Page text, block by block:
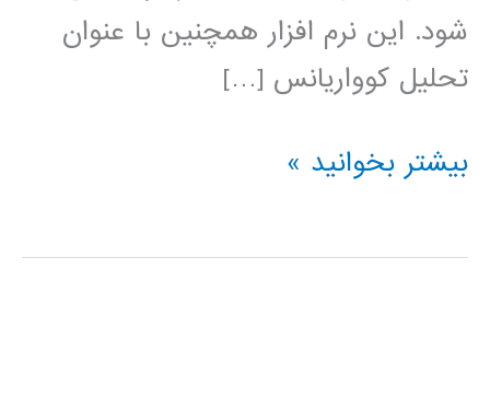
شود. این نرم افزار همچنین با عنوان
تحلیل کوواریانس […]
آموزش
AMOS
بیشتر بخوانید »